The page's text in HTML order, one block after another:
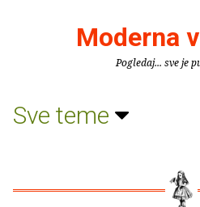
Moderna
Pogledaj... sve je
Sve teme